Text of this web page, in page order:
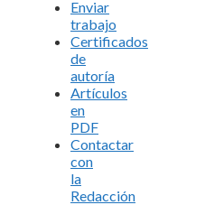
Enviar
trabajo
Certificados
de
autoría
Artículos
en
PDF
Contactar
con
la
Redacción